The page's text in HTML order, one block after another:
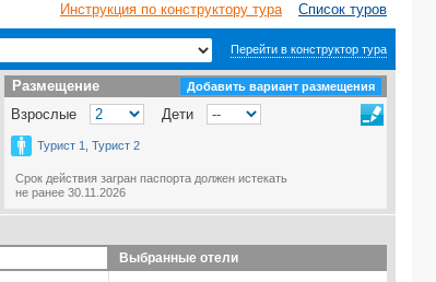
Инструкция по конструктору тура Список туров
Перейти в конструктор тура
Размещение
Размещение Добавить вариант размещения
Взрослые Дети
Турист 1, Турист 2
Срок действия загран паспорта должен истекать
не ранее 30.11.2026
Выбранные отели